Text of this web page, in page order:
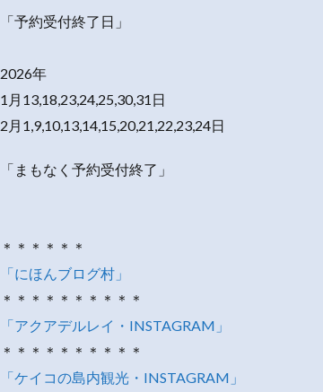
「予約受付終了日」
2026年
1月13,18,23,24,25,30,31日
2月1,9,10,13,14,15,20,21,22,23,24日
「まもなく予約受付終了」
＊＊＊＊＊＊
「にほんブログ村」
＊＊＊＊＊＊＊＊＊＊
「アクアデルレイ・INSTAGRAM」
＊＊＊＊＊＊＊＊＊＊
「ケイコの島内観光・INSTAGRAM」